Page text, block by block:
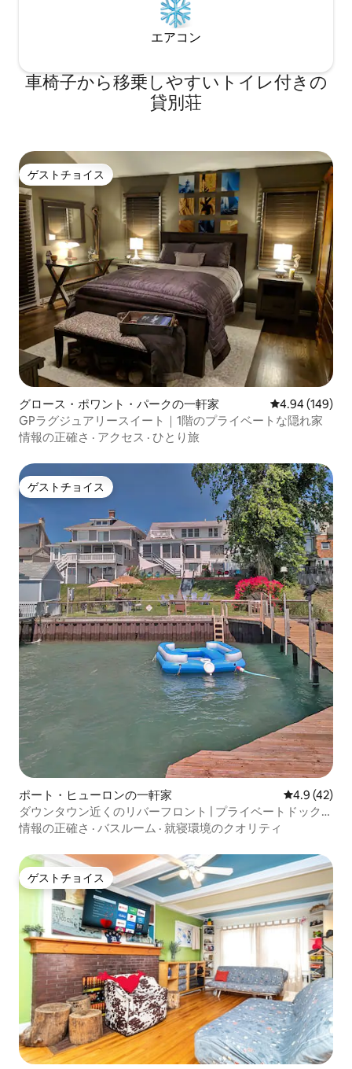
エアコン
車椅子から移乗しやすいトイレ付きの
貸別荘
ゲストチョイス
ゲストチョイス
グロース・ポワント・パークの一軒家 レビュー149
4.94 (149)
GPラグジュアリースイート｜1階のプライベートな隠れ家
情報の正確さ · アクセス · ひとり旅
ゲストチョイス
ゲストチョイス
ポート・ヒューロンの一軒家 レビュー42
4.9 (42)
ダウンタウン近くのリバーフロント | プライベートドック＆
サンルーム
情報の正確さ · バスルーム · 就寝環境のクオリティ
ゲストチョイス
ゲストチョイス